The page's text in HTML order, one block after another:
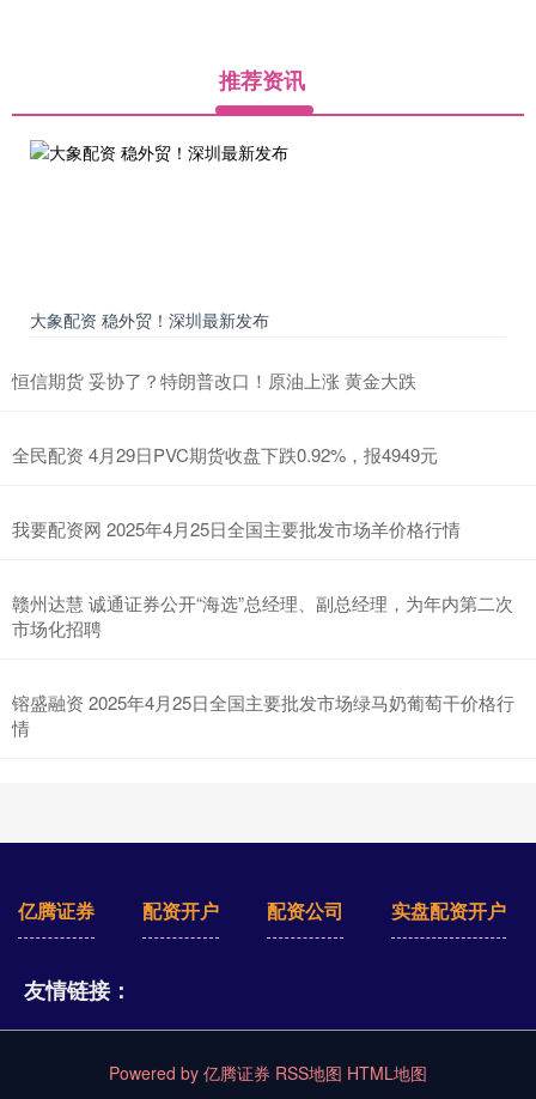
推荐资讯
大象配资 稳外贸！深圳最新发布
恒信期货 妥协了？特朗普改口！原油上涨 黄金大跌
全民配资 4月29日PVC期货收盘下跌0.92%，报4949元
我要配资网 2025年4月25日全国主要批发市场羊价格行情
赣州达慧 诚通证券公开“海选”总经理、副总经理，为年内第二次
市场化招聘
镕盛融资 2025年4月25日全国主要批发市场绿马奶葡萄干价格行
情
亿腾证券 配资开户 配资公司 实盘配资开户
友情链接：
Powered by 亿腾证券 RSS地图 HTML地图